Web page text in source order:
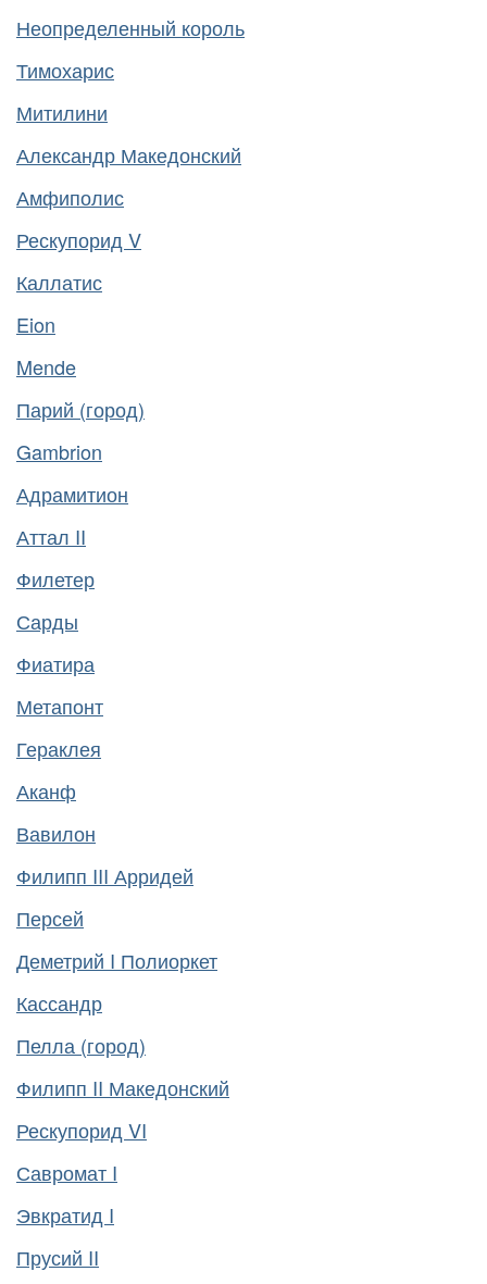
Неопределенный король
Тимохарис
Митилини
Александр Македонский
Амфиполис
Рескупорид V
Каллатис
Eion
Mende
Парий (город)
Gambrion
Адрамитион
Аттал II
Филетер
Сарды
Фиатира
Метапонт
Гераклея
Аканф
Вавилон
Филипп III Арридей
Персей
Деметрий I Полиоркет
Кассандр
Пелла (город)
Филипп II Македонский
Рескупорид VI
Савромат I
Эвкратид I
Прусий II